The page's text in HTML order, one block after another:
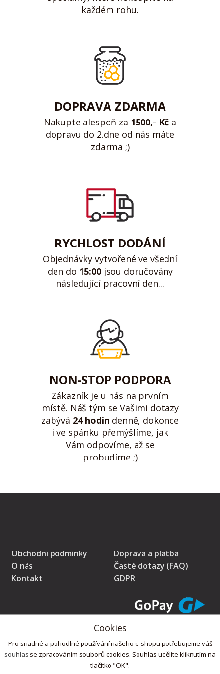
Cookies
Pro snadné a pohodlné používání našeho e-shopu potřebujeme váš
souhlas se zpracováním souborů cookies. Souhlas udělíte kliknutím na
tlačítko "OK".
každém rohu.
DOPRAVA ZDARMA
Nakupte alespoň za 1500,- Kč a
dopravu do 2.dne od nás máte
zdarma ;)
RYCHLOST DODÁNÍ
Objednávky vytvořené ve všední
den do 15:00jsou doručovány
následující pracovní den...
NON-STOP PODPORA
Zákazník je u nás na prvním
místě. Náš tým se Vašimi dotazy
zabývá 24 hodin denně, dokonce
i ve spánku přemýšlíme, jak
Vám odpovíme, až se
probudíme ;)
Obchodní podmínky
O nás
Kontakt
Doprava a platba
Časté dotazy (FAQ)
GDPR